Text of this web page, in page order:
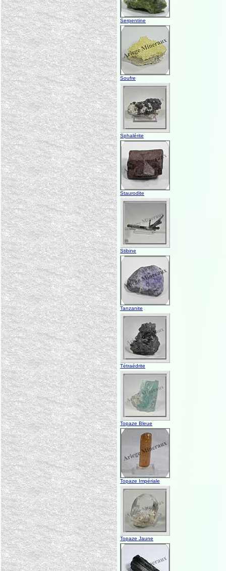
Serpentine
Soufre
Sphalérite
Staurodite
Stibine
Tanzanite
Tétraédrite
Topaze Bleue
Topaze Impériale
Topaze Jaune